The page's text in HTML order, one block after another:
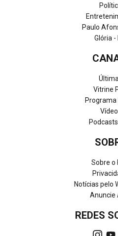
Paulo
Glória -
Vitrine
Programa
Sobre o
Notícias pelo
Anuncie
REDES